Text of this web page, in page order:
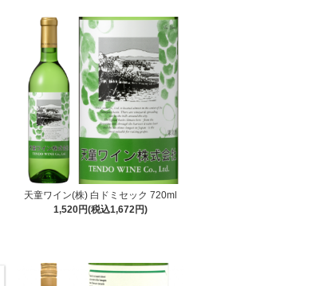
天童ワイン(株) 白ドミセック 720ml
1,520円(税込1,672円)